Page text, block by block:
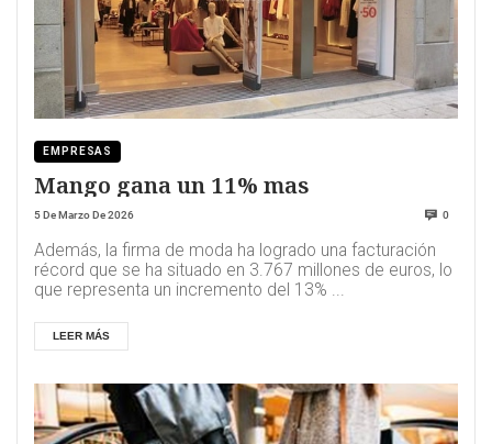
EMPRESAS
Mango gana un 11% mas
5 De Marzo De 2026 0
Además, la firma de moda ha logrado una facturación
récord que se ha situado en 3.767 millones de euros, lo
que representa un incremento del 13% ...
LEER MÁS